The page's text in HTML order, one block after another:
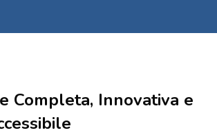
(Text with Image)
Completa, Innovativa e